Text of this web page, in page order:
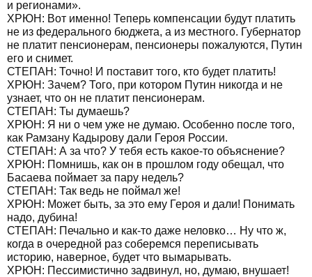
и регионами».
ХРЮН: Вот именно! Теперь компенсации будут платить
не из федерального бюджета, а из местного. Губернатор
не платит пенсионерам, пенсионеры пожалуются, Путин
его и снимет.
СТЕПАН: Точно! И поставит того, кто будет платить!
ХРЮН: Зачем? Того, при котором Путин никогда и не
узнает, что он не платит пенсионерам.
СТЕПАН: Ты думаешь?
ХРЮН: Я ни о чем уже не думаю. Особенно после того,
как Рамзану Кадырову дали Героя России.
СТЕПАН: А за что? У тебя есть какое-то объяснение?
ХРЮН: Помнишь, как он в прошлом году обещал, что
Басаева поймает за пару недель?
СТЕПАН: Так ведь не поймал же!
ХРЮН: Может быть, за это ему Героя и дали! Понимать
надо, дубина!
СТЕПАН: Печально и как-то даже неловко… Ну что ж,
когда в очередной раз соберемся переписывать
историю, наверное, будет что вымарывать.
ХРЮН: Пессимистично задвинул, но, думаю, внушает!